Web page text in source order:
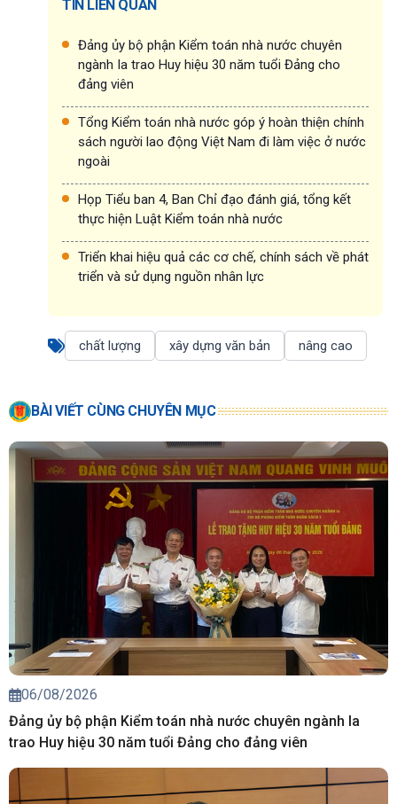
TIN LIÊN QUAN
Đảng ủy bộ phận Kiểm toán nhà nước chuyên
ngành Ia trao Huy hiệu 30 năm tuổi Đảng cho
đảng viên
Tổng Kiểm toán nhà nước góp ý hoàn thiện chính
sách người lao động Việt Nam đi làm việc ở nước
ngoài
Họp Tiểu ban 4, Ban Chỉ đạo đánh giá, tổng kết
thực hiện Luật Kiểm toán nhà nước
Triển khai hiệu quả các cơ chế, chính sách về phát
triển và sử dụng nguồn nhân lực
chất lượng xây dựng văn bản nâng cao
BÀI VIẾT CÙNG CHUYÊN MỤC
06/08/2026
Đảng ủy bộ phận Kiểm toán nhà nước chuyên ngành Ia
trao Huy hiệu 30 năm tuổi Đảng cho đảng viên